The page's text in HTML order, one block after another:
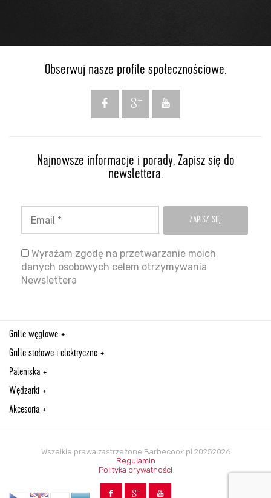
Obserwuj nasze profile społecznościowe.
Najnowsze informacje i porady. Zapisz się do
newslettera.
Wyrażam zgodę na przetwarzanie moich
danych osobowych celem otrzymywania
Newslettera
Grille węglowe
Grille stołowe i elektryczne
Paleniska
Wędzarki
Akcesoria
Wszelkie prawa zastrzeżone Barbecook.pl 20252026
Regulamin
Polityka prywatności